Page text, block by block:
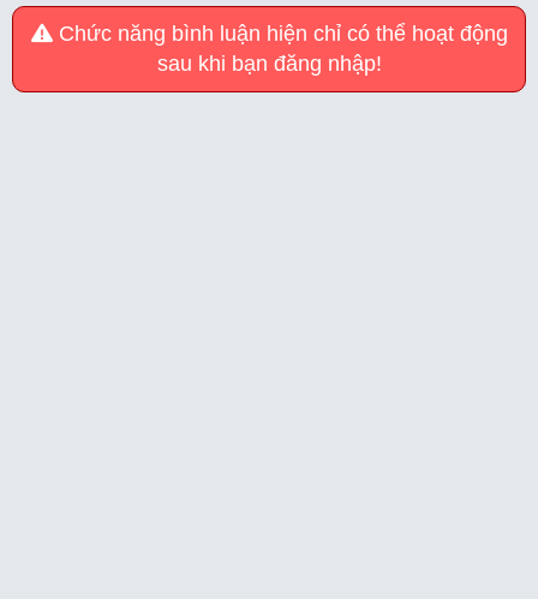
Chức năng bình luận hiện chỉ có thể hoạt động
sau khi bạn đăng nhập!